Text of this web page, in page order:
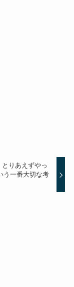
とりあえずやっ
う一番大切な考